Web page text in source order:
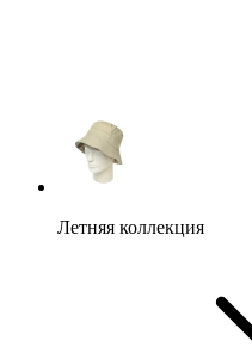
Летняя коллекция